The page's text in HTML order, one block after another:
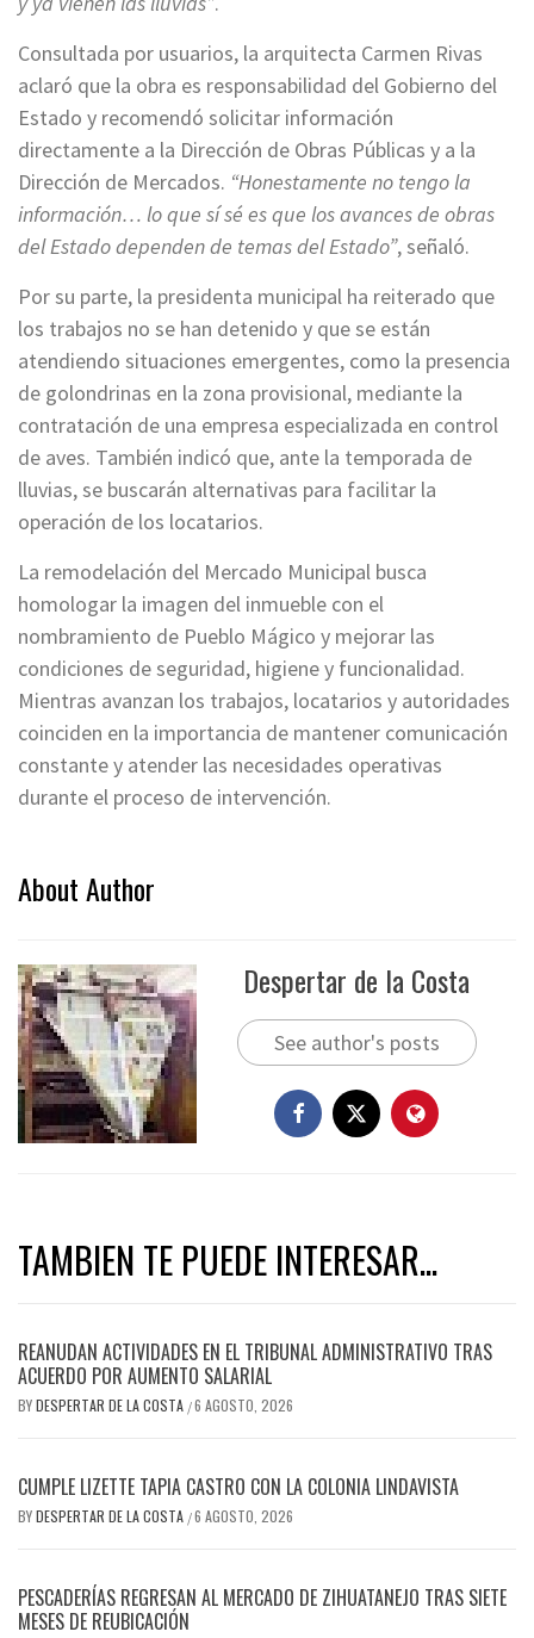
Consultada por usuarios, la arquitecta Carmen Rivas
aclaró que la obra es responsabilidad del Gobierno del
Estado y recomendó solicitar información
directamente a la Dirección de Obras Públicas y a la
Dirección de Mercados. “Honestamente no tengo la
información… lo que sí sé es que los avances de obras
del Estado dependen de temas del Estado”, señaló.
Por su parte, la presidenta municipal ha reiterado que
los trabajos no se han detenido y que se están
atendiendo situaciones emergentes, como la presencia
de golondrinas en la zona provisional, mediante la
contratación de una empresa especializada en control
de aves. También indicó que, ante la temporada de
lluvias, se buscarán alternativas para facilitar la
operación de los locatarios.
La remodelación del Mercado Municipal busca
homologar la imagen del inmueble con el
nombramiento de Pueblo Mágico y mejorar las
condiciones de seguridad, higiene y funcionalidad.
Mientras avanzan los trabajos, locatarios y autoridades
coinciden en la importancia de mantener comunicación
constante y atender las necesidades operativas
durante el proceso de intervención.
About Author
Despertar de la Costa
See author's posts
TAMBIEN TE PUEDE INTERESAR...
REANUDAN ACTIVIDADES EN EL TRIBUNAL ADMINISTRATIVO TRAS
ACUERDO POR AUMENTO SALARIAL
BYDESPERTAR DE LA COSTA /6 AGOSTO, 2026
CUMPLE LIZETTE TAPIA CASTRO CON LA COLONIA LINDAVISTA
BYDESPERTAR DE LA COSTA /6 AGOSTO, 2026
PESCADERÍAS REGRESAN AL MERCADO DE ZIHUATANEJO TRAS SIETE
MESES DE REUBICACIÓN